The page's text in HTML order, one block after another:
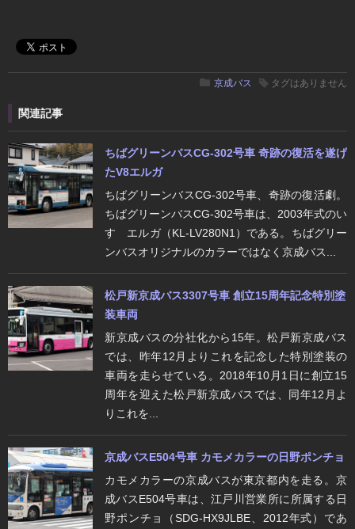
京成バス タグはありません
関連記事
ちばグリーンバスCG-302号車 奇跡の復活を遂げ
たV8エルガ
ちばグリーンバスCG-302号車、奇跡の復活劇。
ちばグリーンバスCG-302号車は、2003年式のい
すゞエルガ（KL-LV280N1）である。ちばグリー
ンバスオリジナルのカラーではなく京成バス...
松戸新京成バス3307号車 創立15周年記念特別塗
装車両
新京成バスの分社化から15年。松戸新京成バス
では、昨年12月よりこれを記念した特別塗装の
車両を走らせている。2018年10月1日に創立15
周年を迎えた松戸新京成バスでは、同年12月よ
りこれを...
京成バスE504号車 カモメカラーの日野ポンチョ
カモメカラーの京成バスが東京都内を走る。​​京
成バスE504号車は、江戸川営業所に所属する日
野ポンチョ（SDG-HX9JLBE、2012年式）であ